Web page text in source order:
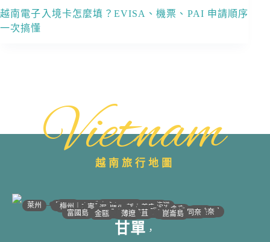
越南電子入境卡怎麼填？EVISA、機票、PAI 申請順序
一次搞懂
Vietnam
越南旅行地圖
• 河江｜高平
沙壩 •
萊州 • 宣光 •
安沛｜木江界 •
• 太原
梅州｜木州•• 北江｜北寧
• 下龍灣
• 河內
•海防｜海洋
• 南定｜清化
寧平 ••河靜｜義安
洞海 •
順化 •• 峴港
• 會安
• 歸仁
邦美蜀 •
大叻 ••芽莊｜潘郎
•潘切｜美奈
平陽 •
西寧 •
胡志明 •
美萩 •
富國島 •迪石 •
金甌 • • 同奈
• 頭頓
• 芹苴 •崑崙島
• 薄遼
甘單 ，